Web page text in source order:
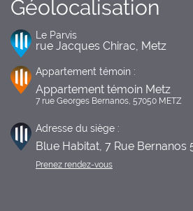
Géolocalisation
Le Parvis
rue Jacques Chirac, Metz
Appartement témoin :
Appartement témoin Metz
7 rue Georges Bernanos, 57050 METZ
Adresse du siège :
Blue Habitat, 7 Rue Bernanos
Prenez rendez-vous